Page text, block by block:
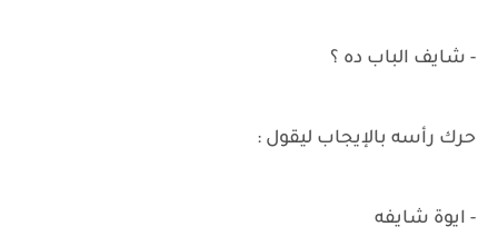
- شايف الباب ده ؟
حرك رأسه بالإيجاب ليقول :
- ايوة شايفه